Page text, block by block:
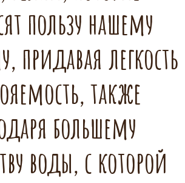
пользу нашему
придавая легкость
также
большему
воды, с которой